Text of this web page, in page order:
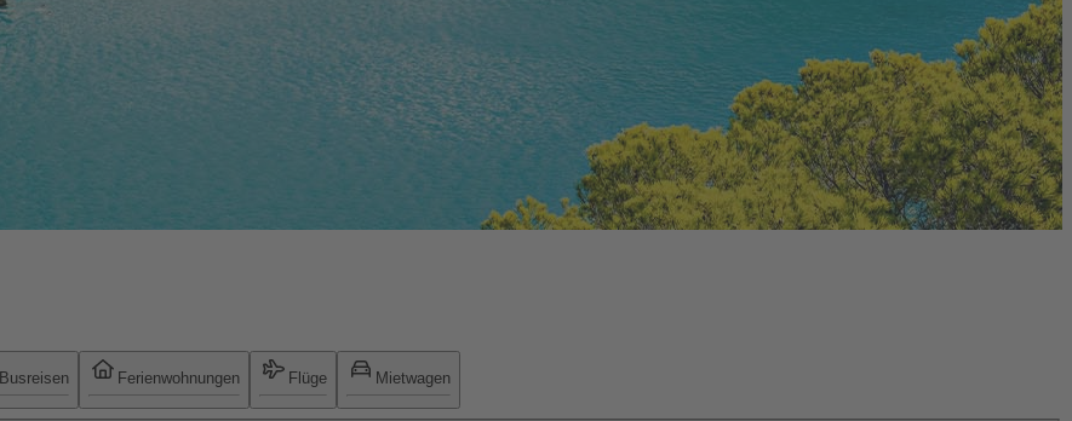
Busreisen Ferienwohnungen Flüge Mietwagen